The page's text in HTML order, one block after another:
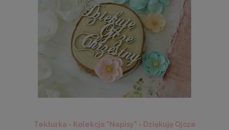
Tekturka - Kolekcja "Napisy" - Dziękuję Ojcze